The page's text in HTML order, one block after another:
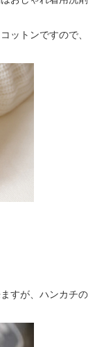
ットンですので
すが、ハンカチ